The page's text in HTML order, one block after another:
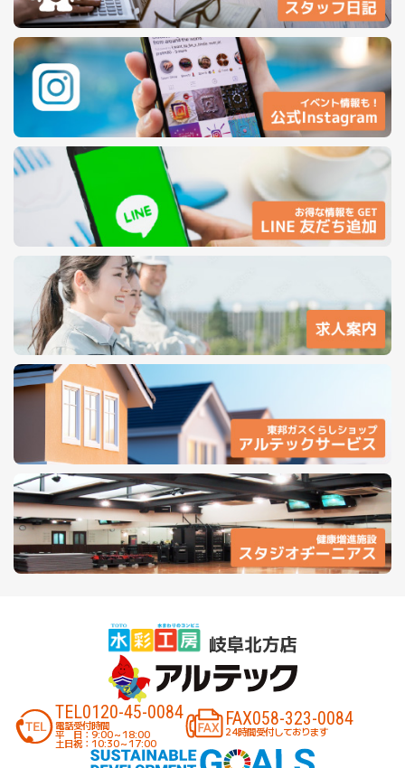
TEL0120-45-0084
電話受付時間
平 日：9:00～18:00
土日祝：10:30～17:00
FAX058-323-0084
24時間受付しております